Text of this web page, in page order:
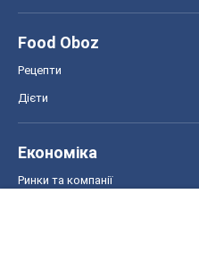
Food Oboz
Рецепти
Дієти
Економіка
Ринки та компанії